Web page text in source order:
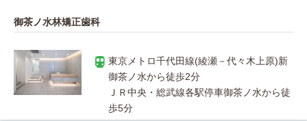
御茶ノ水林矯正歯科
東京メトロ千代田線(綾瀬－代々木上原)新
ＪＲ中央・総武線各駅停車御茶ノ水から徒